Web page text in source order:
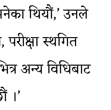
थियौं,’ उनले
परीक्षा स्थगित
अन्य विधिबाट
।’